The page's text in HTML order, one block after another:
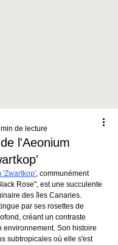
l'Aeonium
de lecture
'Zwartkop', communément
Rose", est une succulente
des îles Canaries.
par ses rosettes de
créant un contraste
environnement. Son histoire
subtropicales où elle s'est